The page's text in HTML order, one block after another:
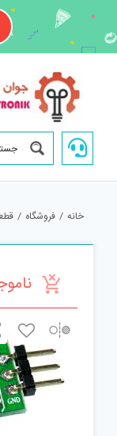
content
خانه / فروشگاه /